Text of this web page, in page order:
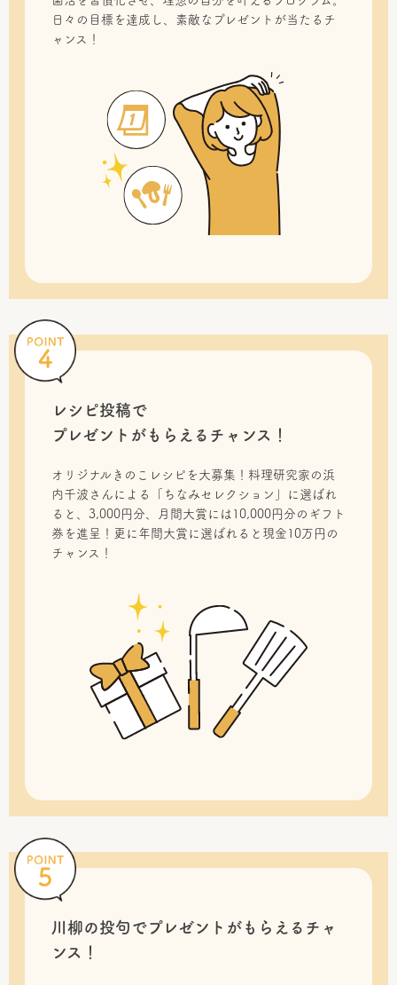
日々の目標を達成し、素敵なプレゼントが当たるチ
ャンス！
レシピ投稿で
プレゼントがもらえるチャンス！
オリジナルきのこレシピを大募集！料理研究家の浜
内千波さんによる「ちなみセレクション」に選ばれ
ると、3,000円分、月間大賞には10,000円分のギフト
券を進呈！更に年間大賞に選ばれると現金10万円の
チャンス！
川柳の投句でプレゼントがもらえるチャ
ンス！